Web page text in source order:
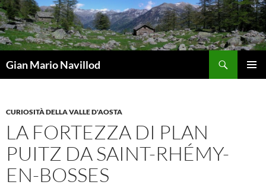
Vai
al
contenuto
Gian Mario Navillod
CURIOSITÀ DELLA VALLE D'AOSTA
LA FORTEZZA DI PLAN
PUITZ DA SAINT-RHÉMY-
EN-BOSSES